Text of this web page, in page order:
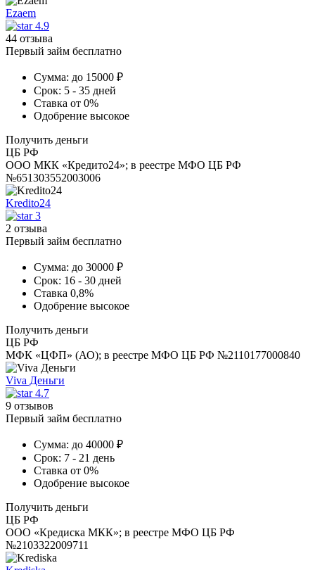
Ezaem
4.9
44 отзыва
Первый займ бесплатно
Сумма: до 15000 ₽
Срок: 5 - 35 дней
Ставка от 0%
Одобрение высокое
Получить деньги
ЦБ РФ
ООО МКК «Кредито24»; в реестре МФО ЦБ РФ
№651303552003006
Kredito24
3
2 отзыва
Первый займ бесплатно
Сумма: до 30000 ₽
Срок: 16 - 30 дней
Ставка 0,8%
Одобрение высокое
Получить деньги
ЦБ РФ
МФК «ЦФП» (АО); в реестре МФО ЦБ РФ №2110177000840
Viva Деньги
4.7
9 отзывов
Первый займ бесплатно
Сумма: до 40000 ₽
Срок: 7 - 21 день
Ставка от 0%
Одобрение высокое
Получить деньги
ЦБ РФ
ООО «Кредиска МКК»; в реестре МФО ЦБ РФ
№2103322009711